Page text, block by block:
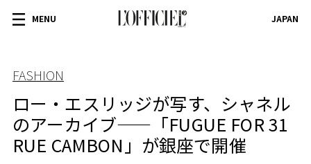
MENU JAPAN
FASHION
ロー・エスリッジが写す、シャネル
のアーカイブ——「FUGUE FOR 31
RUE CAMBON」が銀座で開催